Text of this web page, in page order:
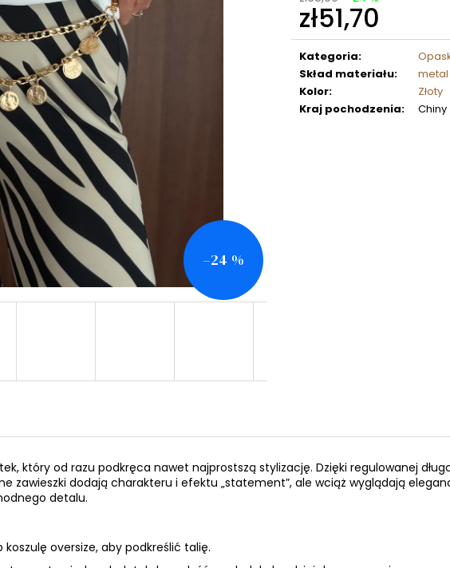
zł51,70
Cena
jednostkowa:
Kategoria:
Skład materiału:
metal
Kolor:
Złoty
Kraj pochodzenia: Chiny
–24 %
który od razu podkręca nawet najprostszą stylizację. Dzięki regulowanej
zawieszki dodają charakteru i efektu „statement”, ale wciąż wyglądają
detalu.
oversize, aby podkreślić talię.